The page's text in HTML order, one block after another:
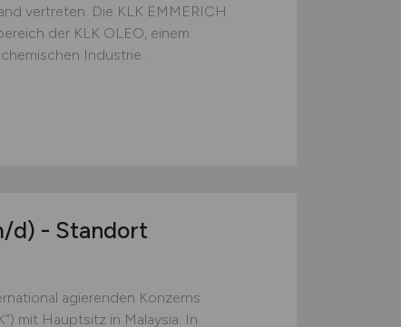
vertreten. Die KLK EMMERICH
der KLK OLEO, einem
Industrie...
d) - Standort
agierenden Konzerns
mit Hauptsitz in Malaysia. In